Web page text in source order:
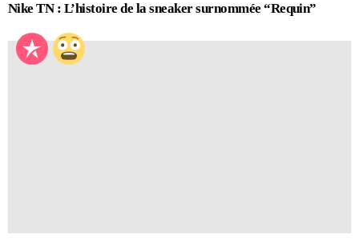
Nike TN : L’histoire de la sneaker surnommée “Requin”